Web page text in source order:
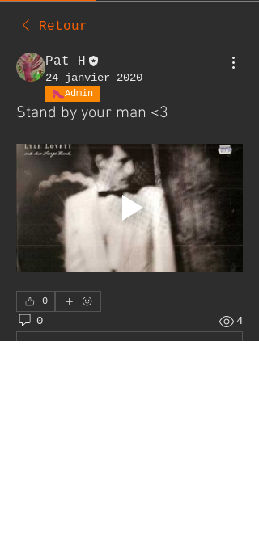
Retour
Pat H
24 janvier 2020
Admin
Stand by your man <3
0
0 4